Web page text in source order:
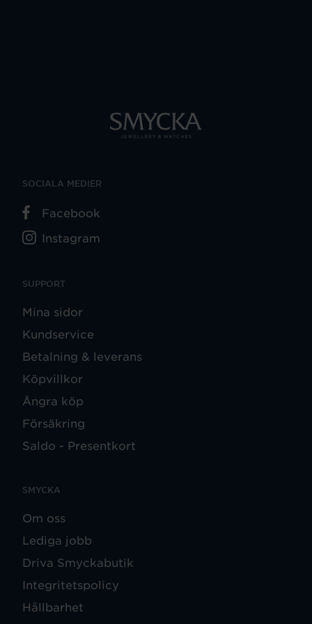
SUPPORT
Mina sidor
Kundservice
Betalning & leverans
Köpvillkor
Ångra köp
Försäkring
Saldo - Presentkort
SMYCKA
Om oss
Lediga jobb
Driva Smyckabutik
Integritetspolicy
Hållbarhet
SOCIALA MEDIER
Facebook
Instagram